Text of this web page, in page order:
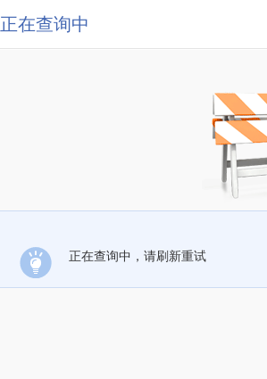
正在查询中
正在查询中，请刷新重试